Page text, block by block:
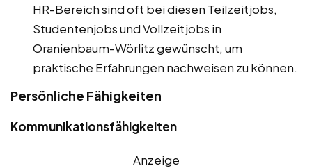
HR-Bereich sind oft bei diesen Teilzeitjobs,
Studentenjobs und Vollzeitjobs in
Oranienbaum-Wörlitz gewünscht, um
praktische Erfahrungen nachweisen zu können.
Persönliche Fähigkeiten
Kommunikationsfähigkeiten
Anzeige